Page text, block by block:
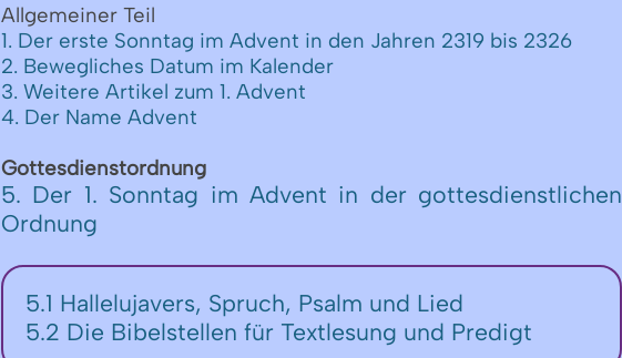
Allgemeiner Teil
1. Der erste Sonntag im Advent in den Jahren 2319 bis 2326
2. Bewegliches Datum im Kalender
3. Weitere Artikel zum 1. Advent
4. Der Name Advent
Gottesdienstordnung
5. Der 1. Sonntag im Advent in der gottesdienstlichen
Ordnung
5.1 Hallelujavers, Spruch, Psalm und Lied
5.2 Die Bibelstellen für Textlesung und Predigt